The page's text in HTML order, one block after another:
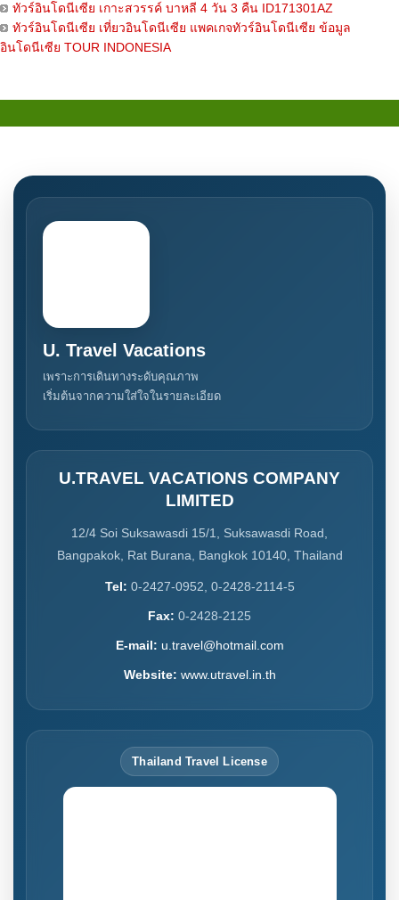
ทัวร์อินโดนีเซีย เกาะสวรรค์ บาหลี 4 วัน 3 คืน ID171301AZ
ทัวร์อินโดนีเซีย เที่ยวอินโดนีเซีย แพคเกจทัวร์อินโดนีเซีย ข้อมูล
อินโดนีเซีย TOUR INDONESIA
U. Travel Vacations
เพราะการเดินทางระดับคุณภาพ
เริ่มต้นจากความใส่ใจในรายละเอียด
U.TRAVEL VACATIONS COMPANY
LIMITED
12/4 Soi Suksawasdi 15/1, Suksawasdi Road,
Bangpakok, Rat Burana, Bangkok 10140, Thailand
Tel: 0-2427-0952, 0-2428-2114-5
Fax: 0-2428-2125
E-mail: u.travel@hotmail.com
Website: www.utravel.in.th
Thailand Travel License